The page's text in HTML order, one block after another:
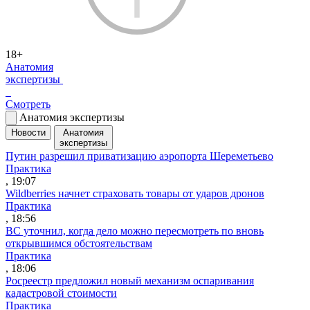
18+
Анатомия
экспертизы
Смотреть
Анатомия экспертизы
Новости
Анатомия
экспертизы
Путин разрешил приватизацию аэропорта Шереметьево
Практика
, 19:07
Wildberries начнет страховать товары от ударов дронов
Практика
, 18:56
ВС уточнил, когда дело можно пересмотреть по вновь
открывшимся обстоятельствам
Практика
, 18:06
Росреестр предложил новый механизм оспаривания
кадастровой стоимости
Практика